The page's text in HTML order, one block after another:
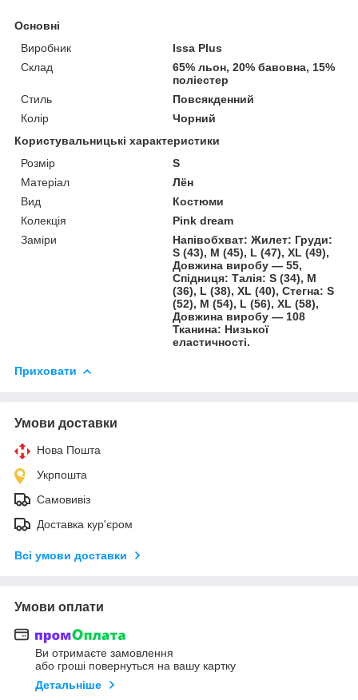
Основні
Виробник
Issa Plus
Склад
65% льон, 20% бавовна, 15%
поліестер
Стиль
Повсякденний
Колір
Чорний
Користувальницькі характеристики
Розмір
S
Матеріал
Лён
Вид
Костюми
Колекція
Pink dream
Заміри
Напівобхват: Жилет: Груди:
S (43), M (45), L (47), XL (49),
Довжина виробу — 55,
Спідниця: Талія: S (34), M
(36), L (38), XL (40), Стегна: S
(52), M (54), L (56), XL (58),
Довжина виробу — 108
Тканина: Низької
еластичності.
Приховати
Умови доставки
Нова Пошта
Укрпошта
Самовивіз
Доставка кур'єром
Всі умови доставки
Умови оплати
Ви отримаєте замовлення
або гроші повернуться на вашу картку
Детальніше